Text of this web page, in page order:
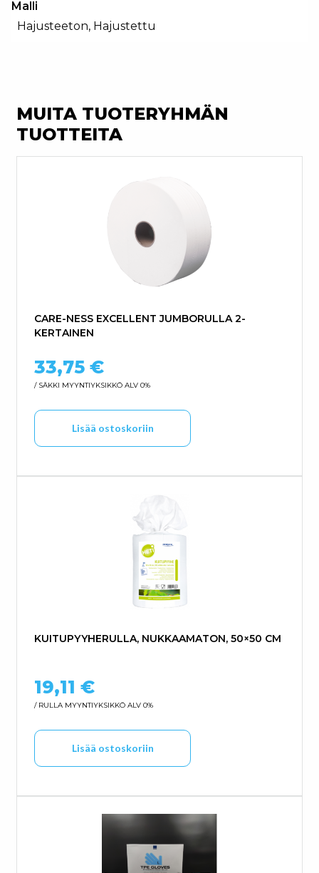
Malli
Hajusteeton, Hajustettu
MUITA TUOTERYHMÄN
TUOTTEITA
CARE-NESS EXCELLENT JUMBORULLA 2-
KERTAINEN
33,75 €
/ SÄKKI MYYNTIYKSIKKÖ ALV 0%
Lisää ostoskoriin
KUITUPYYHERULLA, NUKKAAMATON, 50×50 CM
19,11 €
/ RULLA MYYNTIYKSIKKÖ ALV 0%
Lisää ostoskoriin